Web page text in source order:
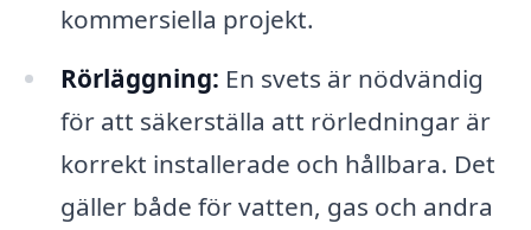
kommersiella projekt.
Rörläggning: En svets är nödvändig
för att säkerställa att rörledningar är
korrekt installerade och hållbara. Det
gäller både för vatten, gas och andra